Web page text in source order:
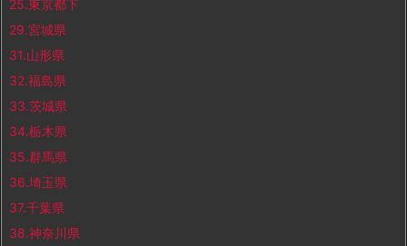
25.東京都下
29.宮城県
31.山形県
32.福島県
33.茨城県
34.栃木県
35.群馬県
36.埼玉県
37.千葉県
38.神奈川県